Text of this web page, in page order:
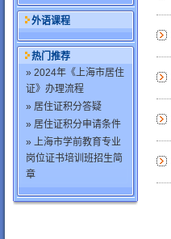
外语课程
热门推荐
» 2024年《上海市居住
证》办理流程
» 居住证积分答疑
» 居住证积分申请条件
» 上海市学前教育专业
岗位证书培训班招生简
章